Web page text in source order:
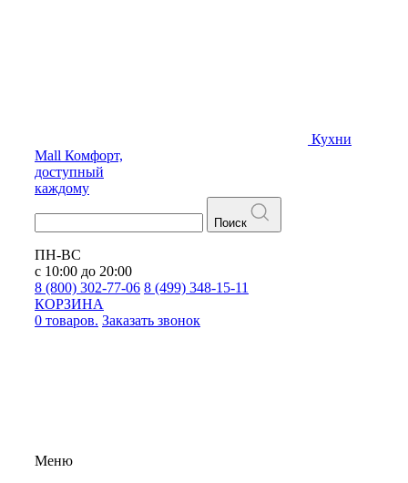
Кухни
Mall Комфорт,
доступный
каждому
Поиск
ПН-ВС
с 10:00 до 20:00
8 (800) 302-77-06 8 (499) 348-15-11
КОРЗИНА
0 товаров. Заказать звонок
Меню